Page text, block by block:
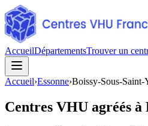
AccueilDépartementsTrouver un
Accueil›Essonne›Boissy-Sous-Saint-
Centres VHU agréés à